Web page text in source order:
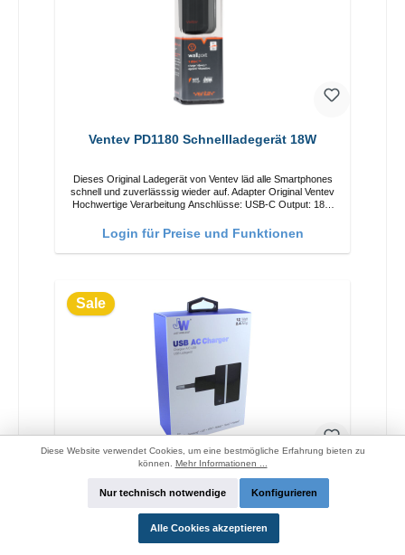
Ventev PD1180 Schnellladegerät 18W
Dieses Original Ladegerät von Ventev läd alle Smartphones
schnell und zuverlässsig wieder auf. Adapter Original Ventev
Hochwertige Verarbeitung Anschlüsse: USB-C Output: 18W
Login für Preise und Funktionen
Sale
Just Wireless 6406 Schnellladegerät 12W
Smartphones schnell und zuverlässsig wieder auf. Adapter
Original Just Wireless Hochwertige Verarbeitung Anschlüsse:
Diese Website verwendet Cookies, um eine bestmögliche Erfahrung bieten zu
können. Mehr Informationen ...
Nur technisch notwendige Konfigurieren
Alle Cookies akzeptieren